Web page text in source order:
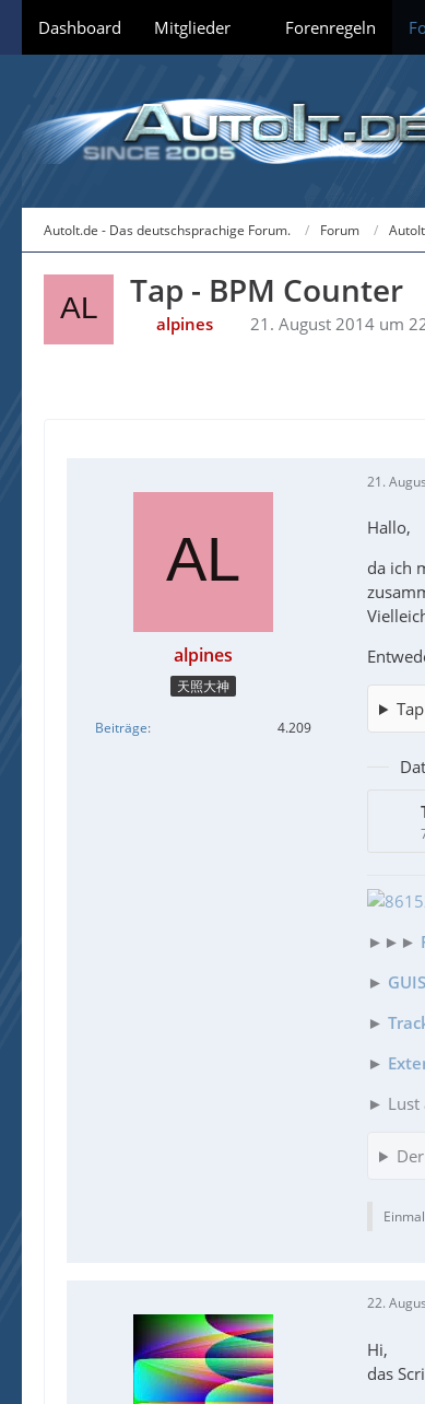
Dashboard Mitglieder Forenregeln
AutoIt.de - Das deutschsprachige Forum. Forum
Tap - BPM Counter
alpines 21. August 2014 um
alpines
天照大神
Beiträge 4.209
21.
Hallo,
da ich
►►►
►
►
►
► Lust
22.
Hi,
das